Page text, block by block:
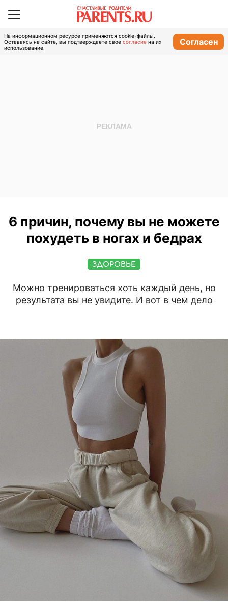
На информационном ресурсе применяются cookie-файлы.
Оставаясь на сайте, вы подтверждаете свое согласие на их
использование.
Согласен
6 причин, почему вы не можете
похудеть в ногах и бедрах
ЗДОРОВЬЕ
Можно тренироваться хоть каждый день, но
результата вы не увидите. И вот в чем дело